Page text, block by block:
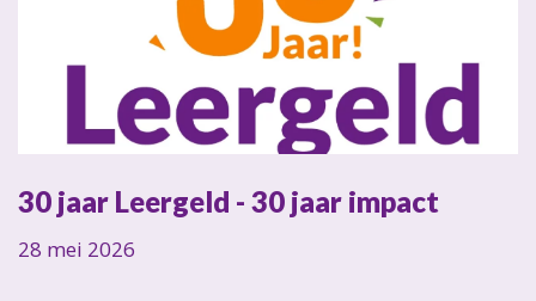
30 jaar Leergeld - 30 jaar impact
28 mei 2026